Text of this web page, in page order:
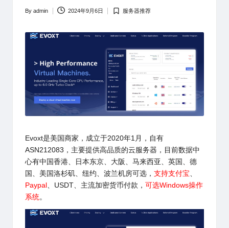
Posted
By admin 2024年9月6日
Posted
服务器推荐
Evoxt是美国商家，成立于2020年1月，自有
ASN212083，主要提供高品质的云服务器，目前数据中
心有中国香港、日本东京、大阪、马来西亚、英国、德
国、美国洛杉矶、纽约、波兰机房可选， 支持支付宝、
Paypal 、USDT、主流加密货币付款， 可选Windows操作
系统。